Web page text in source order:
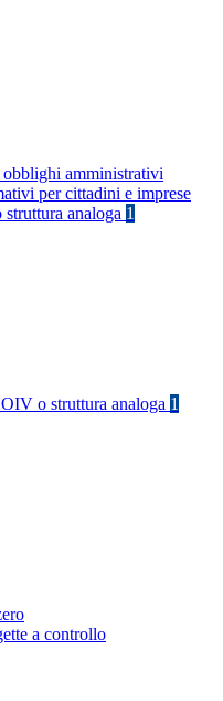
obblighi amministrativi
per cittadini e imprese
analoga 1
o struttura analoga 1
a controllo